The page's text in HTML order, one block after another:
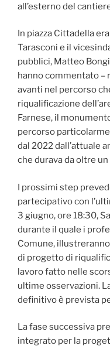
all’esterno del
In piazza Cittadella
Tarasconi e il
pubblici, Matteo
hanno commentato –
avanti nel percorso
riqualificazione
Farnese, il
percorso
dal 2022 dall’attuale
che durava da oltre
I prossimi step
partecipativo con
3 giugno, ore 18:30,
durante il quale i
Comune,
di progetto di
lavoro fatto nelle
ultime osservazioni.
definitivo è prevista
La fase successiva
integrato per la